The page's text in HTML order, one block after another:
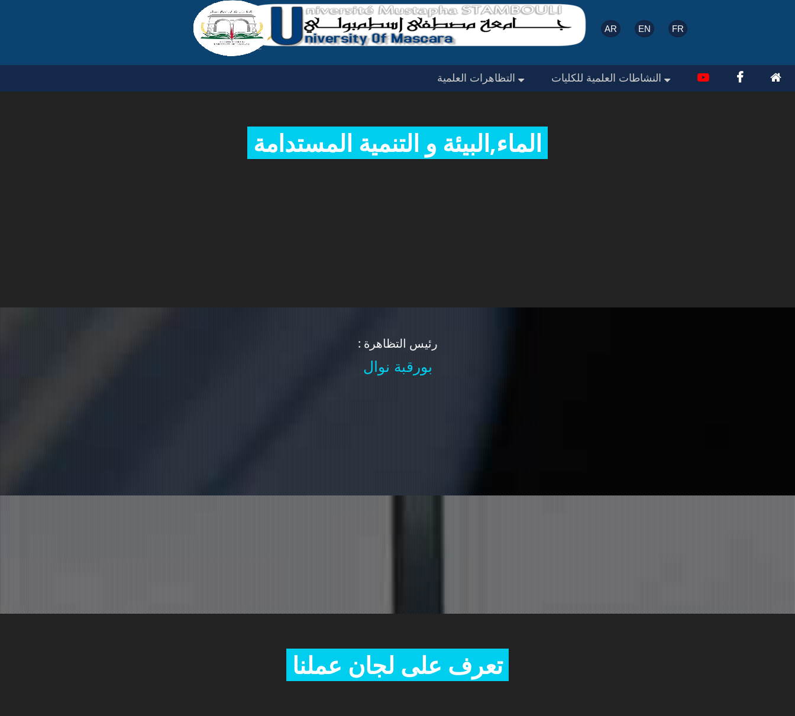
إتصل بنا ألبوم الصور تواريخ مهمة رعات الحدث لجان عملنا محاور و أهداف المشرفون
AR EN FR
الماء,البيئة و التنمية المستدامة
: رئيس التظاهرة
بورقبة نوال
تعرف على لجان عملنا